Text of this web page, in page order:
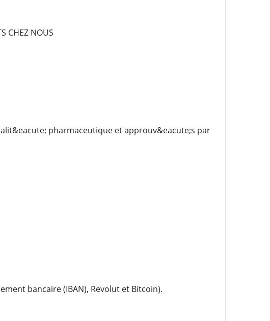
CHEZ NOUS
pharmaceutique et approuv&eacute;s par
bancaire (IBAN), Revolut et Bitcoin).